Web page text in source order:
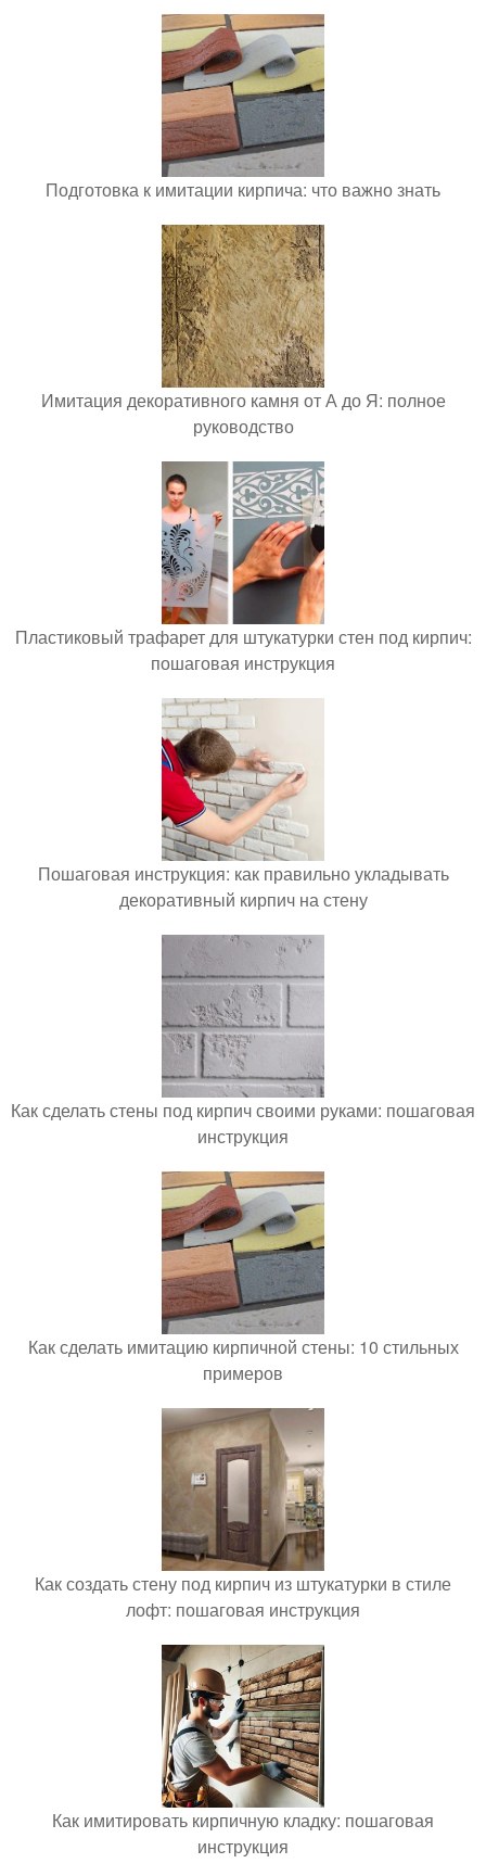
Подготовка к имитации кирпича: что важно знать
Имитация декоративного камня от А до Я: полное
руководство
Пластиковый трафарет для штукатурки стен под кирпич:
пошаговая инструкция
Пошаговая инструкция: как правильно укладывать
декоративный кирпич на стену
Как сделать стены под кирпич своими руками: пошаговая
инструкция
Как сделать имитацию кирпичной стены: 10 стильных
примеров
Как создать стену под кирпич из штукатурки в стиле
лофт: пошаговая инструкция
Как имитировать кирпичную кладку: пошаговая
инструкция